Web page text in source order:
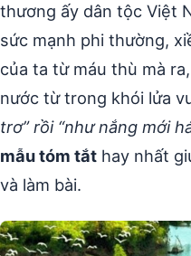
thương ấy dân tộc Việt
sức mạnh phi thường,
của ta từ máu thù mà
nước từ trong khói lửa
trơ” rồi “như nắng mới
mẫu tóm tắt hay nhất
và làm bài.